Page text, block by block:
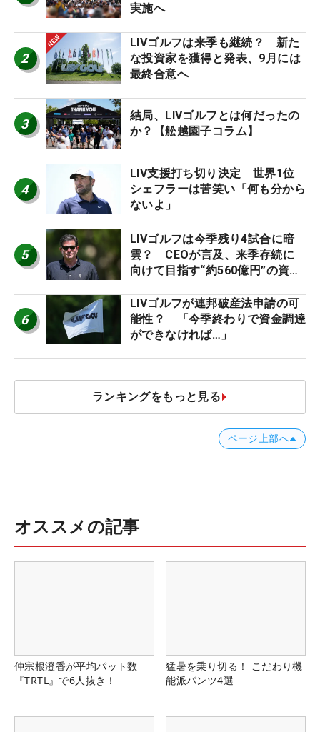
実施へ
2
LIVゴルフは来季も継続？ 新た
な投資家を獲得と発表、9月には
最終合意へ
3
結局、LIVゴルフとは何だったの
か？【舩越園子コラム】
4
LIV支援打ち切り決定 世界1位
シェフラーは苦笑い「何も分から
ないよ」
5
LIVゴルフは今季残り4試合に暗
雲？ CEOが言及、来季存続に
向けて目指す“約560億円”の資金
6
LIVゴルフが連邦破産法申請の可
能性？ 「今季終わりで資金調達
ができなければ…」
ランキングをもっと見る
ページ上部へ
オススメの記事
仲宗根澄香が平均パット数
『TRTL』で6人抜き！
猛暑を乗り切る！ こだわり機
能派パンツ4選